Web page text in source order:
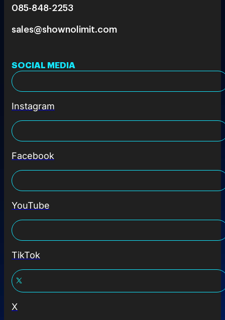
085-848-2253
sales@shownolimit.com
SOCIAL MEDIA
Instagram
Facebook
YouTube
TikTok
X